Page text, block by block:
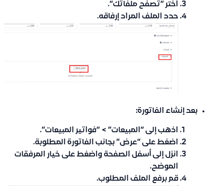
اختر “تصفح ملفاتك“.
حدد الملف المراد إرفاقه.
بعد إنشاء الفاتورة:
اذهب إلى “المبيعات” > “فواتير المبيعات”.
اضغط على “عرض” بجانب الفاتورة المطلوبة.
انزل إلى أسفل الصفحة واضغط على خيار المرفقات
الموضح.
قم برفع الملف المطلوب.